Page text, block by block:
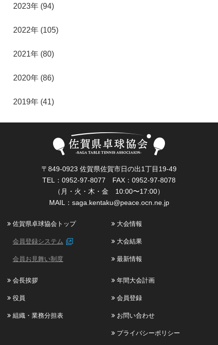
2023年 (94)
2022年 (105)
2021年 (80)
2020年 (86)
2019年 (41)
〒849-0923 佐賀県佐賀市日の出1丁目19-49
TEL：0952-97-8077 FAX：0952-97-8078
（月・火・木・金 10:00〜17:00）
MAIL： saga.kentaku@peace.ocn.ne.jp
佐賀県卓球協会トップ
会員登録システム
会員お見舞い制度
大会情報
大会結果
最新情報
会長挨拶
役員
組織・業務分担表
年間大会計画
会員登録
お問い合わせ
プライバシーポリシー